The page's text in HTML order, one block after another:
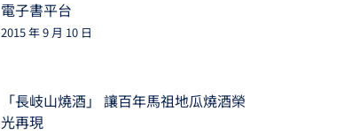
電子書平台
2015 年 9 月 10 日
「長岐山燒酒」 讓百年馬祖地瓜燒酒榮
光再現